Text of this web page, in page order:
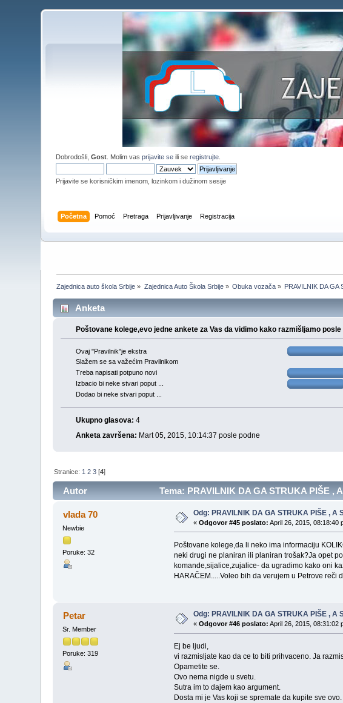
Dobrodošli,Gost . Molim vasprijavite se ili seregistrujte
Prijavite se korisničkim imenom, lozinkom i dužinom sesije
Početna Pomoć Pretraga Prijavljivanje Registracija
Zajednica auto škola Srbije » Zajednica Auto Škola Srbije» Obuka vozača » PRAVILNIK DA GA
Anketa
Poštovane kolege,evo jedne ankete za Vas da vidimo kako razmišljamo posle
Ovaj "Pravilnik"je ekstra
Slažem se sa važećim Pravilnikom
Treba napisati potpuno novi
Izbacio bi neke stvari poput ...
Dodao bi neke stvari poput ...
Ukupno glasova: 4
Anketa završena: Mart 05, 2015, 10:14:37 posle podne
Stranice: 1 2 3 [4]
Autor Tema: PRAVILNIK DA GA STRUKA PIŠE ,
vlada 70
Newbie
Poruke: 32
Odg: PRAVILNIK DA GA STRUKA PIŠE , A
«Odgovor #45 poslato: April 26, 2015, 08:18:40
Poštovane kolege,da li neko ima informaciju
neki drugi ne planiran ili planiran trošak?Ja opet
komande,sijalice,zujalice- da ugradimo kako oni
HARAČEM.....Voleo bih da verujem u Petrove reči
Petar
Sr. Member
Poruke: 319
Odg: PRAVILNIK DA GA STRUKA PIŠE , A
«Odgovor #46 poslato: April 26, 2015, 08:31:02
Ej be ljudi,
vi razmisljate kao da ce to biti prihvaceno. Ja
Opametite se.
Ovo nema nigde u svetu.
Sutra im to dajem kao argument.
Dosta mi je Vas koji se spremate da kupite sve ovo.